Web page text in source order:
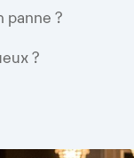
panne ?
?